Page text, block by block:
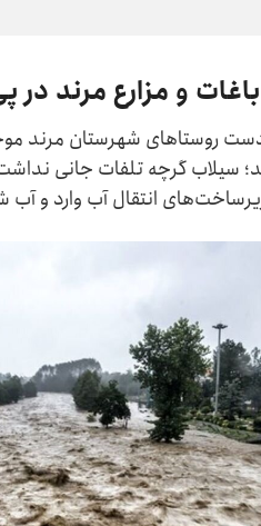
و مزارع مرند
روستاهای شهرستان مرند
گرچه تلفات جانی نداشت،
انتقال آب وارد و